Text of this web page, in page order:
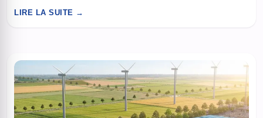
offrant un échange de batteries en cinq minutes. À lire aussi :
LIRE LA SUITE →